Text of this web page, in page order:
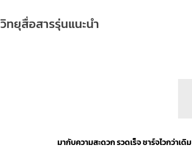
วิทยุสื่อสารรุ่นแนะนำ
มากับความสะดวก รวดเร็จ ชาร์จไวกว่าเดิม